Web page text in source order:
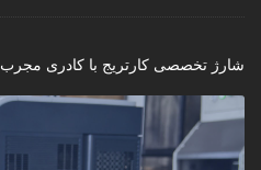
شارژ تخصصی کارتریج با کادری مجرب